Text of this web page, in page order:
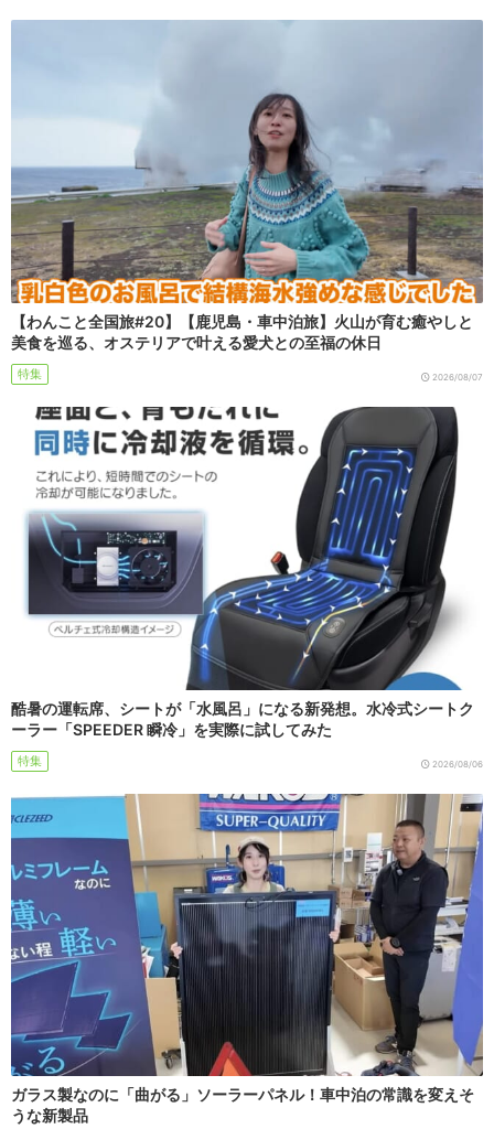
【わんこと全国旅#20】【鹿児島・車中泊旅】火山が育む癒やしと
美食を巡る、オステリアで叶える愛犬との至福の休日
特集 2026/08/07
酷暑の運転席、シートが「水風呂」になる新発想。水冷式シートク
ーラー「SPEEDER 瞬冷」を実際に試してみた
特集 2026/08/06
ガラス製なのに「曲がる」ソーラーパネル！車中泊の常識を変えそ
うな新製品